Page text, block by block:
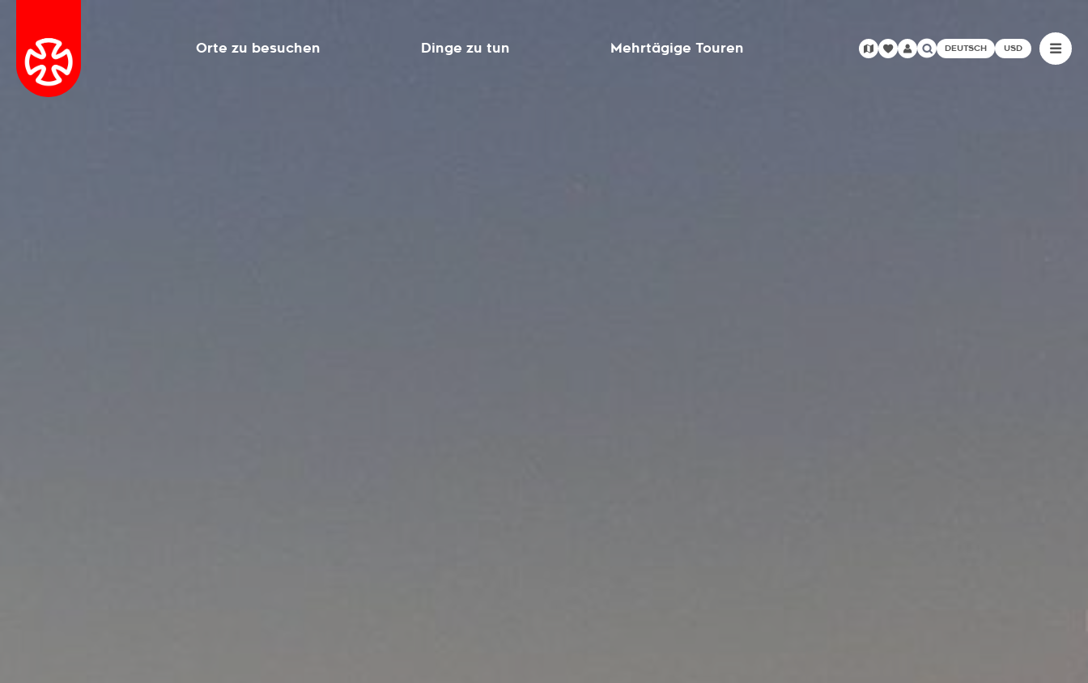
Orte zu besuchen Dinge zu tun Mehrtägige Touren DEUTSCH USD